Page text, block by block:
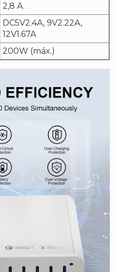
2,8 A.
DC5V2.4A, 9V2.22A,
12V1.67A
200W (máx.)